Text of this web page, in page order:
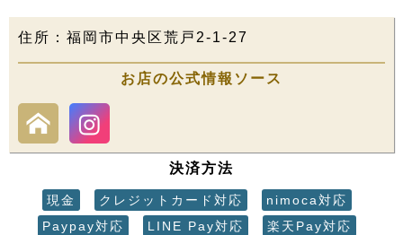
住所：福岡市中央区荒戸2-1-27
お店の公式情報ソース
決済方法
現金 クレジットカード対応
nimoca対応
Paypay対応
LINE Pay対応
楽天Pay対応